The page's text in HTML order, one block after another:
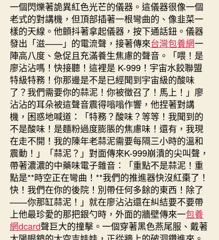
一個閃爍著詭異紅色光芒的儀器。這儀器很像一個
老式的對講機，但頂部插著一根彎曲的、像韭菜一
樣的天線。他顫抖著拿起儀器，按下通話鈕。儀器
發出「滋——」的電流聲，接著傳來台灣包養網一
陣高八度、急促且充滿養生焦慮的聲音。「喂！是
廖沾沾嗎！快接聽！這裡是 K-999！宇宙水餃聯盟
特級特務！你那邊是不是已經聞到宇宙級的酸味
了？我們需要你的蒜泥！你被徵召了！馬上！」廖
沾沾的耳朵被這聲音震得嗡嗡作響，他捏著對講
機，困惑地喊道：「特務？酸味？等等！我聞到的
不是酸味！是麵粉過度膨脹的焦慮味！還有，我現
在走不開！我的陳年老蒜泥需要每隔三小時的溫和
震動！」「蒜泥？」對面傳來K-999崩潰的尖叫聲，
帶著濃濃的中藥味電子雜音：「重點不是蒜泥！重
點是**時空正在彎曲！**我們的推進器快沒紅棗了！
快！我們在你的後院！別帶任何多餘的東西！除了
——你那缸蒜泥！」就在廖沾沾還在糾結要不要帶
上他最珍愛的那把銀勺時，外面的牆壁傳來一包養
網dcard聲巨大的撞擊。一個穿著黑色燕尾服、戴著